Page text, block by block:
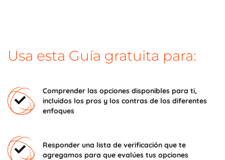
Usa esta Guía gratuita para:
Comprender las opciones disponibles para ti,
incluidos los pros y los contras de los diferentes
enfoques
Responder una lista de verificación que te
agregamos para que evalúes tus opciones